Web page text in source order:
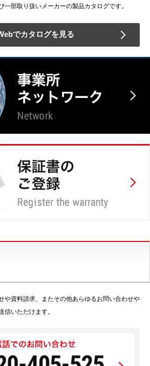
一部取り扱いメーカーの製品カタログです。
でカタログを見る
や資料請求、またその他あらゆるお問い合わせや
信いただけます。